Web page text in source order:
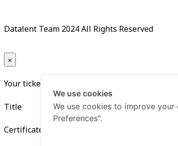
Datalent Team 2024 All Rights Reserved
×
Your ticket for the: Certificate Data
Title
Certificate Data Visualization and Data
We use cookies
We use cookies to improve
Preferences".